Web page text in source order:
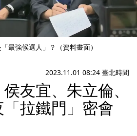
最強候選人」？（資料畫面）
2023.11.01 08:24 臺北時間
友宜、朱立倫、
拉鐵門」密會